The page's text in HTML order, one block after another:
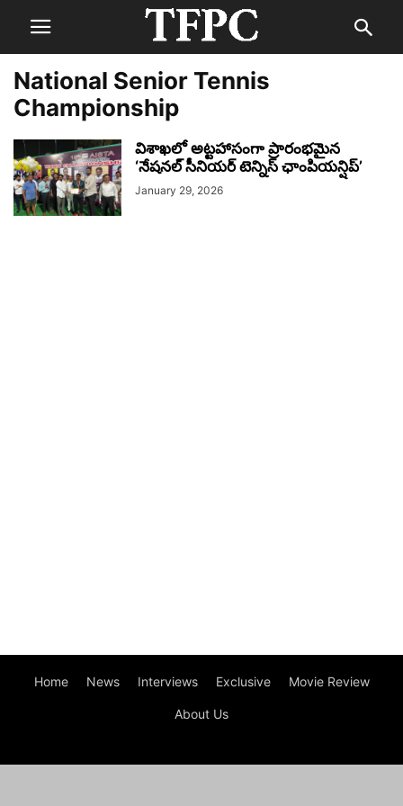
National Senior Tennis
Championship
విశాఖలో అట్టహాసంగా ప్రారంభమైన
‘నేషనల్ సీనియర్ టెన్నిస్ ఛాంపియన్షిప్’
January 29, 2026
Home News Interviews Exclusive Movie Review
About Us